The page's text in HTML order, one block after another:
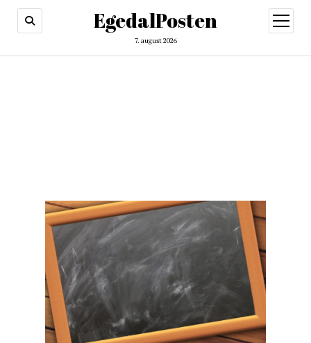
EgedalPosten
7. august 2026
open
menu